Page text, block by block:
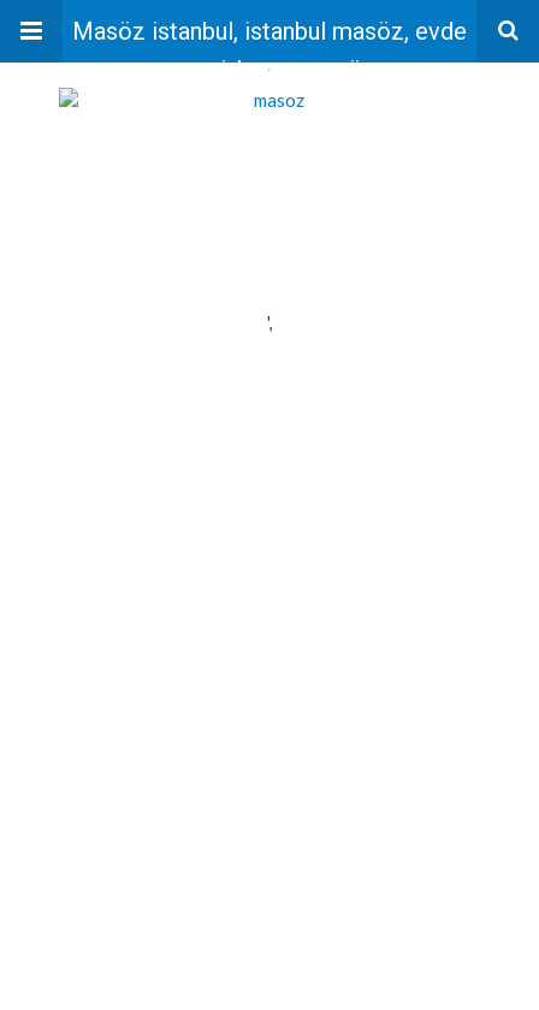
Masöz istanbul, istanbul masöz, evde
masaj, bayan masöz
'
',